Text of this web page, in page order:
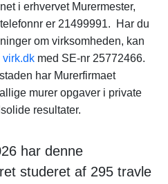
i erhvervet Murermester,
er 21499991. Har du
om virksomheden, kan
virk.dk med SE-nr 25772466.
har Murerfirmaet
murer opgaver i private
resultater.
har denne
studeret af 295 travle